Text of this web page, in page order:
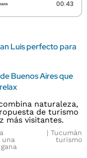
00:43
Luis perfecto para
Buenos Aires que
una
Tucumán
turismo